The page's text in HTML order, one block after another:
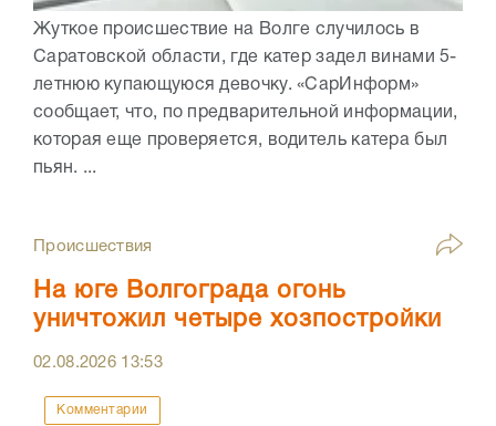
Жуткое происшествие на Волге случилось в
Саратовской области, где катер задел винами 5-
летнюю купающуюся девочку. «СарИнформ»
сообщает, что, по предварительной информации,
которая еще проверяется, водитель катера был
пьян. ...
Происшествия
На юге Волгограда огонь
уничтожил четыре хозпостройки
02.08.2026 13:53
Комментарии